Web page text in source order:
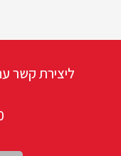
ליצירת קשר